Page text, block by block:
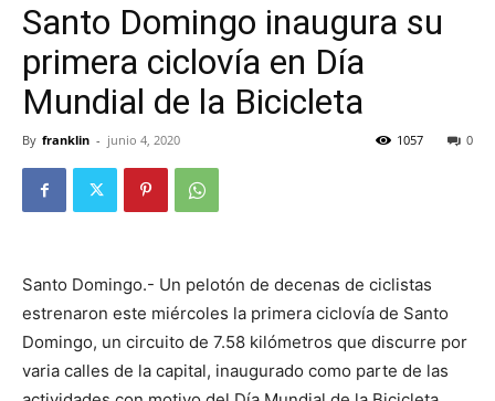
Santo Domingo inaugura su
primera ciclovía en Día
Mundial de la Bicicleta
By franklin - junio 4, 2020 0
1057
Santo Domingo.- Un pelotón de decenas de ciclistas
estrenaron este miércoles la primera ciclovía de Santo
Domingo, un circuito de 7.58 kilómetros que discurre por
varia calles de la capital, inaugurado como parte de las